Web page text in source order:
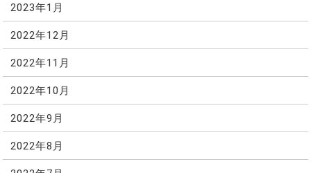
2023年1月
2022年12月
2022年11月
2022年10月
2022年9月
2022年8月